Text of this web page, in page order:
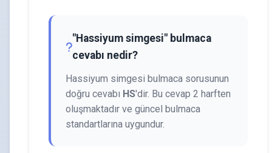
"Hassiyum simgesi" bulmaca
cevabı nedir?
Hassiyum simgesi bulmaca sorusunun
doğru cevabı HS'dir. Bu cevap 2 harften
oluşmaktadır ve güncel bulmaca
standartlarına uygundur.